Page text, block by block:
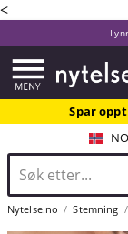
<
Spar
Nytelse.no Stemning